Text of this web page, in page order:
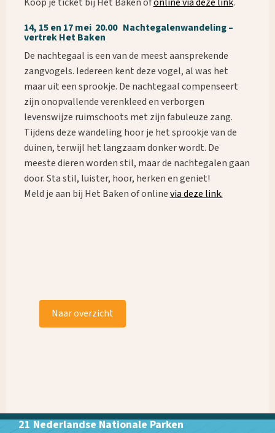
14, 15 en 17 mei 20.00 Nachtegalenwandeling –
vertrek Het Baken
De nachtegaal is een van de meest aansprekende
zangvogels. Iedereen kent deze vogel, al was het
maar uit een sprookje. De nachtegaal compenseert
zijn onopvallende verenkleed en verborgen
levenswijze ruimschoots met zijn fabuleuze zang.
Tijdens deze wandeling hoor je het sprookje van de
duinen, terwijl het langzaam donker wordt. De
meeste dieren worden stil, maar de nachtegalen gaan
door. Sta stil, luister, hoor, herken en geniet!
Meld je aan bij Het Baken of onlinevia deze link.
Naar overzicht
21 Nederlandse Nationale Parken